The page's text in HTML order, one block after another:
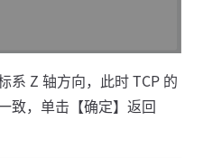
系 Z 轴方向，此时 TCP 的
致，单击【确定】返回